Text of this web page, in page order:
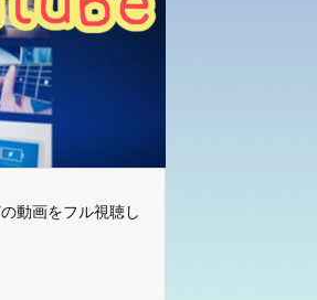
動画をフル視聴し